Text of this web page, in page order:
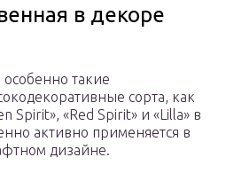
в декоре
такие
сорта, как
Spirit», «Red Spirit» и «Lilla» в
активно применяется в
дизайне.